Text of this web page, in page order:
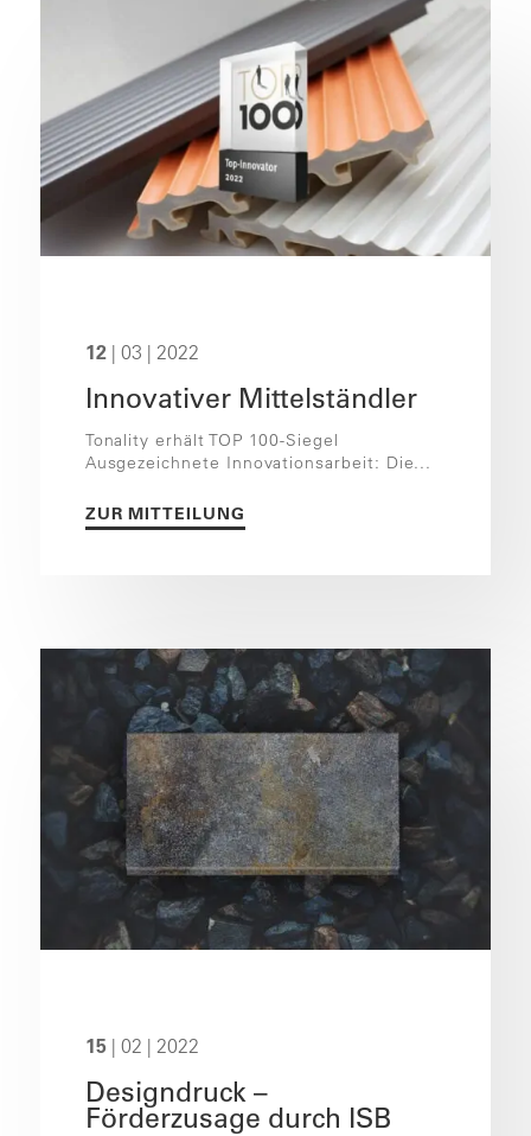
12| 03 | 2022
Innovativer Mittelständler
Tonality erhält TOP 100-Siegel
Ausgezeichnete Innovationsarbeit: Die...
ZUR MITTEILUNG
15| 02 | 2022
Designdruck –
Förderzusage durch ISB